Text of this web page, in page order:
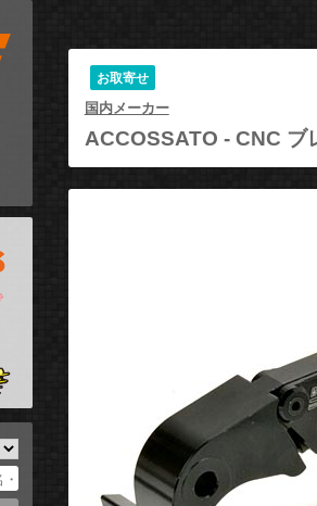
お取寄せ
国内メーカー
ACCOSSATO - CNC ブ